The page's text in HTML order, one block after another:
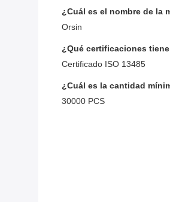
¿Cuál es el nombre de la
Orsin
¿Qué certificaciones
Certificado ISO 13485
¿Cuál es la cantidad
30000 PCS